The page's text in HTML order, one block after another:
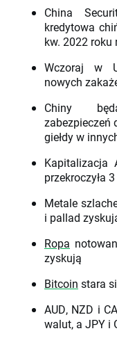
China
kredytowa
kw. 2022
Wczoraj w
nowych
Chiny
zabezpieczeń
giełdy w
Kapitalizacja
przekroczyła
Metale
i pallad
Ropa
zyskują
Bitcoin stara
AUD, NZD i
walut, a JPY i